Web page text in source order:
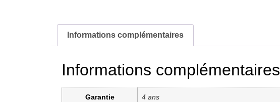
Informations complémentaires
Informations complémentaires
Garantie 4 ans